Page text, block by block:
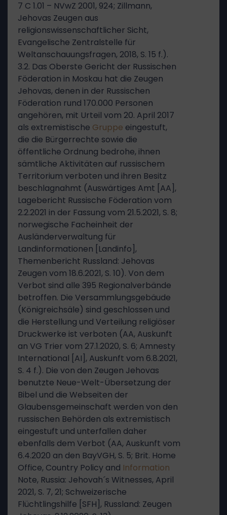
7 C 1.01 – NVwZ 2001, 924; Zillmann,
Jehovas Zeugen aus
religionswissenschaftlicher Sicht,
Evangelische Zentralstelle für
Weltanschauungsfragen, 2018, S. 15 f.).
3.2. Das Oberste Gericht der Russischen
Föderation in Moskau hat die Zeugen
Jehovas, denen in der Russischen
Föderation rund 170.000 Personen
angehören, mit Urteil vom 20. April 2017
als extremistische Gruppe eingestuft,
die die Bürgerrechte sowie die
öffentliche Ordnung bedrohe, ihnen
sämtliche Aktivitäten auf russischem
Territorium verboten und ihren Besitz
beschlagnahmt (Auswärtiges Amt [AA],
Lagebericht Russische Föderation vom
2.2.2021 in der Fassung vom 21.5.2021, S. 8;
norwegische Facheinheit der
Ausländerverwaltung für
Landinformationen [Landinfo],
Themenbericht Russland: Jehovas
Zeugen vom 18.6.2021, S. 10). Von dem
Verbot sind alle 395 Regionalverbände
betroffen. Die Versammlungsgebäude
(Königreichsäle) sind geschlossen und
die Herstellung und Verteilung religiöser
Druckwerke ist verboten (AA, Auskunft
an VG Trier vom 27.1.2020, S. 6; Amnesty
International [AI], Auskunft vom 6.8.2021,
S. 4 f.). Die von den Zeugen Jehovas
benutzte Neue-Welt-Übersetzung der
Bibel und die Webseiten der
Glaubensgemeinschaft werden von den
russischen Behörden als extremistisch
eingestuft und unterfallen daher
ebenfalls dem Verbot (AA, Auskunft vom
6.4.2020 an den BayVGH, S. 5; Brit. Home
Office, Country Policy and Information
Note, Russia: Jehovah´s Witnesses, April
2021, S. 7, 21; Schweizerische
Flüchtlingshilfe [SFH], Russland: Zeugen